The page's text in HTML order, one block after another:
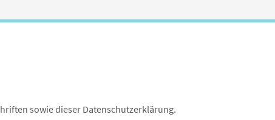
sowie dieser Datenschutzerklärung.